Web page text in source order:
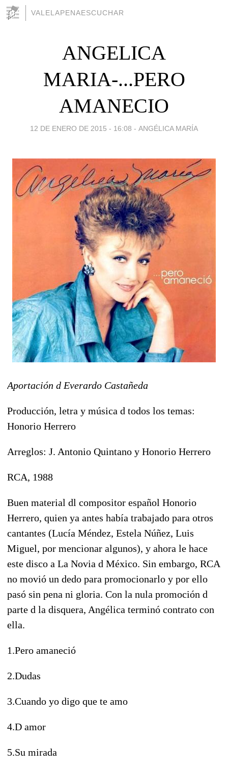
VALELAPENAESCUCHAR
ANGELICA
MARIA-...PERO
AMANECIO
12 DE ENERO DE 2015 - 16:08 - ANGÉLICA MARÍA
Aportación d Everardo Castañeda
Producción, letra y música d todos los temas:
Honorio Herrero
Arreglos: J. Antonio Quintano y Honorio Herrero
RCA, 1988
Buen material dl compositor español Honorio
Herrero, quien ya antes había trabajado para otros
cantantes (Lucía Méndez, Estela Núñez, Luis
Miguel, por mencionar algunos), y ahora le hace
este disco a La Novia d México. Sin embargo, RCA
no movió un dedo para promocionarlo y por ello
pasó sin pena ni gloria. Con la nula promoción d
parte d la disquera, Angélica terminó contrato con
ella.
1.Pero amaneció
2.Dudas
3.Cuando yo digo que te amo
4.D amor
5.Su mirada